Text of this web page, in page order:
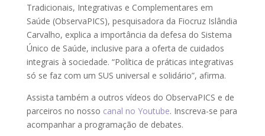
Tradicionais, Integrativas e Complementares em
Saúde (ObservaPICS), pesquisadora da Fiocruz Islândia
Carvalho, explica a importância da defesa do Sistema
Único de Saúde, inclusive para a oferta de cuidados
integrais à sociedade. “Política de práticas integrativas
só se faz com um SUS universal e solidário”, afirma.
Assista também a outros vídeos do ObservaPICS e de
parceiros no nosso canal no Youtube. Inscreva-se para
acompanhar a programação de debates.